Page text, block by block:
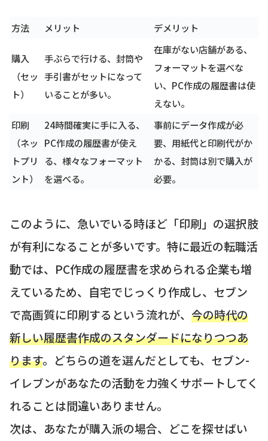
方法 メリット デメリット
購入
（セッ
ト）
手ぶらで行ける、封筒や
手引書がセットになって
いることが多い。
在庫がない店舗がある、
フォーマットを選べな
い、PC作成の履歴書は使
えない。
印刷
（ネッ
トプリ
ント）
24時間確実に手に入る、
PC作成の履歴書が使え
る、様々なフォーマット
を選べる。
事前にデータ作成が必
要、用紙代と印刷代がか
かる、封筒は別で購入が
必要。
このように、急いでいる時ほど「印刷」の選択肢
が有利になることが多いです。特に最近の転職活
動では、PC作成の履歴書を求められる企業も増
えているため、自宅でじっくり作成し、セブン
で高画質に印刷するという流れが、 今の時代の
新しい履歴書作成のスタンダードになりつつあ
ります。どちらの道を選んだとしても、セブン-
イレブンがあなたの活動を力強くサポートしてく
れることは間違いありません。
次は、あなたが購入派の場合、どこを探せばい